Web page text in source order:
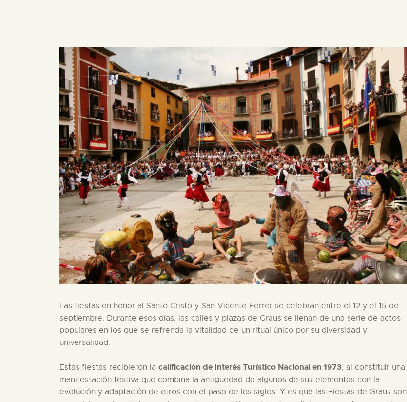
Las fiestas en honor al Santo Cristo y San Vicente Ferrer se celebran entre el 12 y el 15 de
septiembre. Durante esos días, las calles y plazas de Graus se llenan de una serie de actos
populares en los que se refrenda la vitalidad de un ritual único por su diversidad y
universalidad.
Estas fiestas recibieron la calificación de Interés Turístico Nacional en 1973, al constituir una
manifestación festiva que combina la antigüedad de algunos de sus elementos con la
evolución y adaptación de otros con el paso de los siglos. Y es que las Fiestas de Graus son